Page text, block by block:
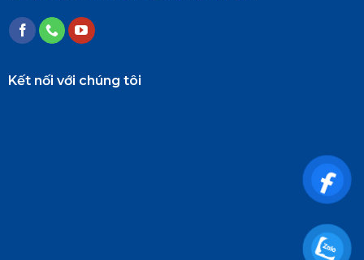
Kết nối với chúng tôi